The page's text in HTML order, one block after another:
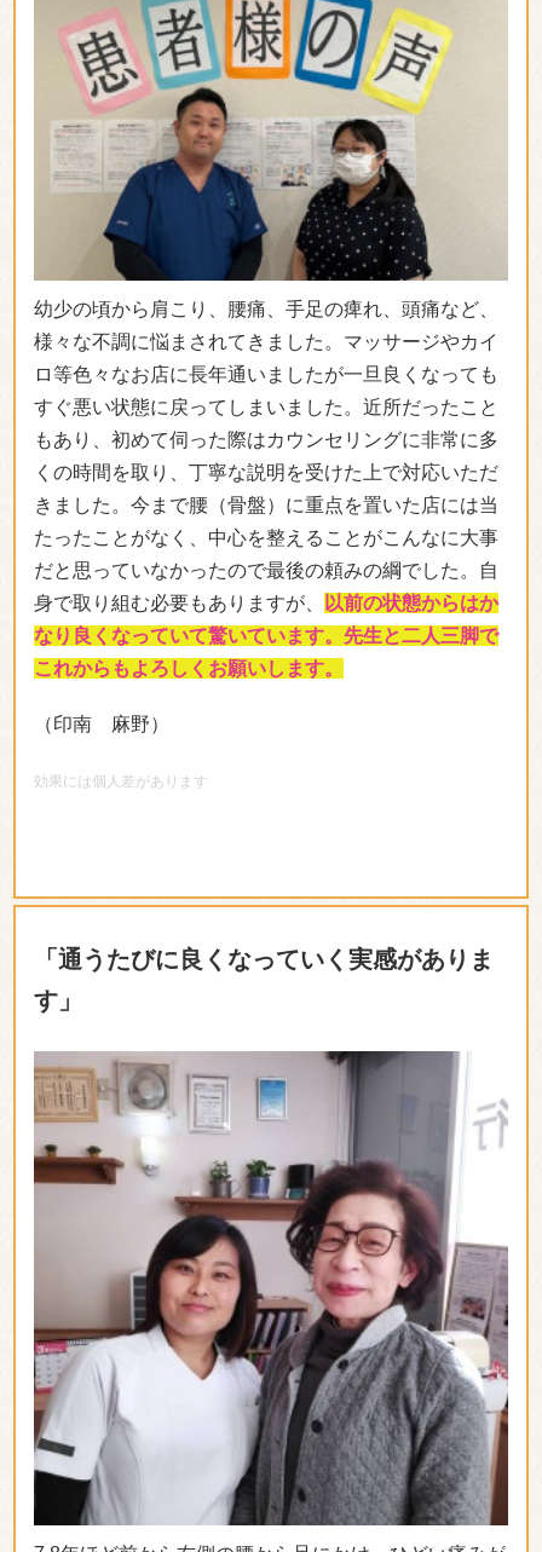
幼少の頃から肩こり、腰痛、手足の痺れ、頭痛など、
様々な不調に悩まされてきました。マッサージやカイ
ロ等色々なお店に長年通いましたが一旦良くなっても
すぐ悪い状態に戻ってしまいました。近所だったこと
もあり、初めて伺った際はカウンセリングに非常に多
くの時間を取り、丁寧な説明を受けた上で対応いただ
きました。今まで腰（骨盤）に重点を置いた店には当
たったことがなく、中心を整えることがこんなに大事
だと思っていなかったので最後の頼みの綱でした。自
身で取り組む必要もありますが、
以前の状態からはか
なり良くなっていて驚いています。先生と二人三脚で
これからもよろしくお願いします。
（印南 麻野）
効果には個人差があります
「通うたびに良くなっていく実感がありま
す」